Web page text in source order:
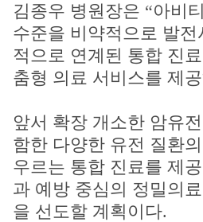
김종우 병원장은 “아비
수준을 비약적으로 발
적으로 연계된 통합 진
춤형 의료 서비스를 제
앞서 확장 개소한 암유
함한 다양한 유전 질환
우르는 통합 진료를 제
과 예방 중심의 정밀의
을 선도할 계획이다.